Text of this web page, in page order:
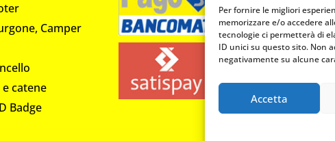
Per fornire le migliori
memorizzare e/o accedere
tecnologie ci permetterà di
ID unici su questo sito. Non
negativamente su alcune
Accetta
Camper
catene
Badge